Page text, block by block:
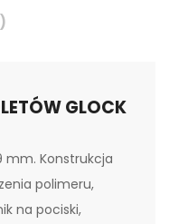
GLOCK
mm. Konstrukcja
polimeru,
na pociski,